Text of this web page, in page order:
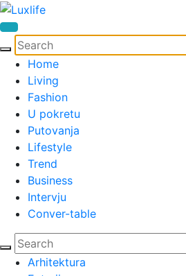
Home
Living
Fashion
U pokretu
Putovanja
Lifestyle
Trend
Business
Intervju
Conver-table
Arhitektura